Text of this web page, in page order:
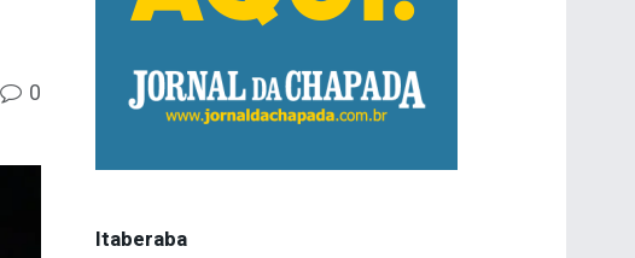
0
Itaberaba